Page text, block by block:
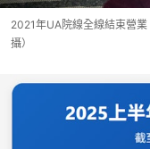
2021年UA院線全線結束營
攝）